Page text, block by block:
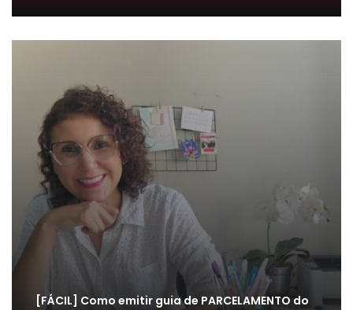
[FÁCIL] Como emitir guia de PARCELAMENTO do